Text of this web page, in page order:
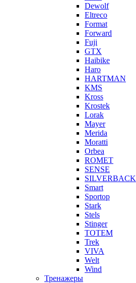
Dewolf
Eltreco
Format
Forward
Fuji
GTX
Haibike
Haro
HARTMAN
KMS
Kross
Krostek
Lorak
Mayer
Merida
Moratti
Orbea
ROMET
SENSE
SILVERBACK
Smart
Sportop
Stark
Stels
Stinger
TOTEM
Trek
VIVA
Welt
Wind
Тренажеры